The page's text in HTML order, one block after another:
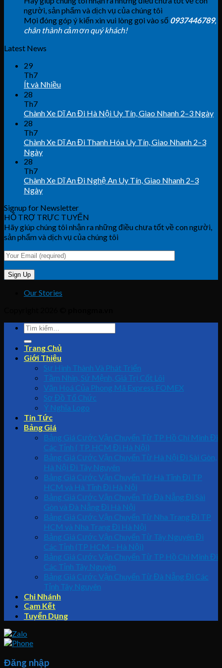
người, sản phẩm và dịch vụ của chúng tôi
Mọi đóng góp ý kiến xin vui lòng gọi vào số 0937446789,
chân thành cảm ơn quý khách!
Latest News
29
Th7
Ít và Nhiều
28
Th7
Chành Xe Dĩ An Đi Hà Nội Uy Tín, Giao Nhanh 2–3 Ngày
28
Th7
Chành Xe Dĩ An Đi Thanh Hóa Uy Tín, Giao Nhanh 2–3
Ngày
28
Th7
Chành Xe Dĩ An Đi Nghệ An Uy Tín, Giao Nhanh 2–3
Ngày
Signup for Newsletter
HỖ TRỢ TRỰC TUYẾN
Hãy giúp chúng tôi nhận ra những điều chưa tốt về con người,
sản phẩm và dịch vụ của chúng tôi
Our Stories
Trang Chủ
Giới Thiệu
Sự Hình Thành Và Phát Triển
Tầm Nhìn, Sứ Mệnh, Giá Trị Cốt Lõi
Văn Hoá Của Phong Mã Express FOMEX
Sơ Đồ Tổ Chức
Ý Nghĩa Logo
Tin Tức
Bảng Giá
Bảng Giá Cước Vận Chuyển Từ TP Hồ Chí Minh Đi
Các Tỉnh ( TP. HCM Đi Hà Nội)
Bảng Giá Cước Vận Chuyển Từ Hà Nội Đi Sài Gòn,
Hà Nội Đi Tây Nguyên
Bảng Giá Cước Vận Chuyển Từ Hà Tĩnh Đi TP
HCM và Hà Tĩnh Đi Hà Nội
Bảng Giá Cước Vận Chuyển Từ Đà Nẵng Đi Sài
Gòn và Đà Nẵng Đi Hà Nội
Bảng Giá Cước Vận Chuyển Từ Nha Trang Đi TP
HCM và Nha Trang Đi Hà Nội
Bảng Giá Cước Vận Chuyển Từ Tây Nguyên Đi
Các Tỉnh (TP HCM – Hà Nội)
Bảng Giá Cước Vận Chuyển Từ TP Hồ Chí Minh Đi
Các Tỉnh Tây Nguyên
Bảng Giá Cước Vận Chuyển Từ Đà Nẵng Đi Các
Tỉnh Tây Nguyên
Chi Nhánh
Cam Kết
Tuyển Dụng
Đăng nhập